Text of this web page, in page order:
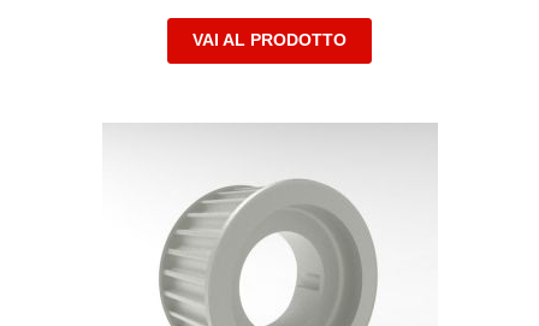
VAI AL PRODOTTO